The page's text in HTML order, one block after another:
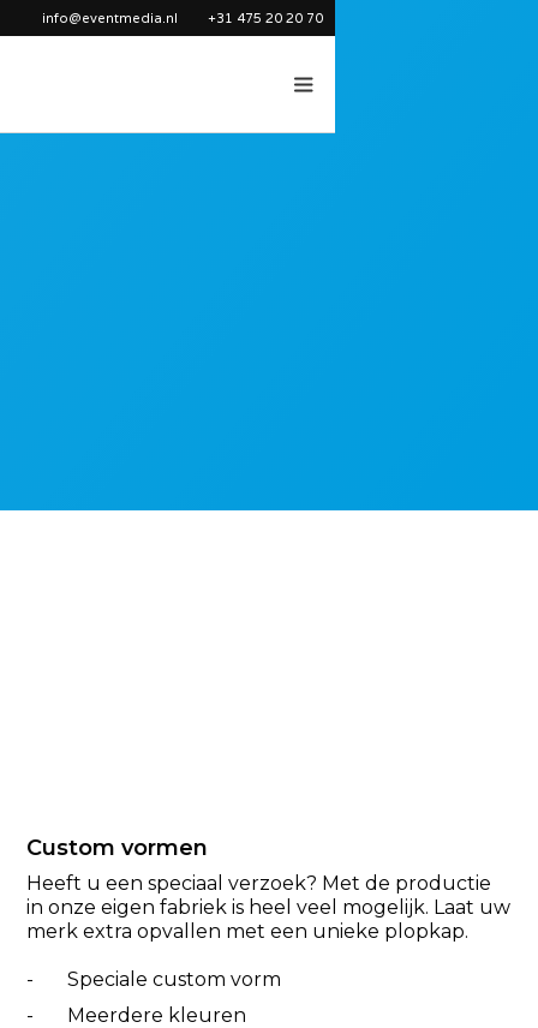
info@eventmedia.nl +31 475 20 20 70
Custom vormen
Heeft u een speciaal verzoek? Met de productie
in onze eigen fabriek is heel veel mogelijk. Laat uw
merk extra opvallen met een unieke plopkap.
- Speciale custom vorm
- Meerdere kleuren